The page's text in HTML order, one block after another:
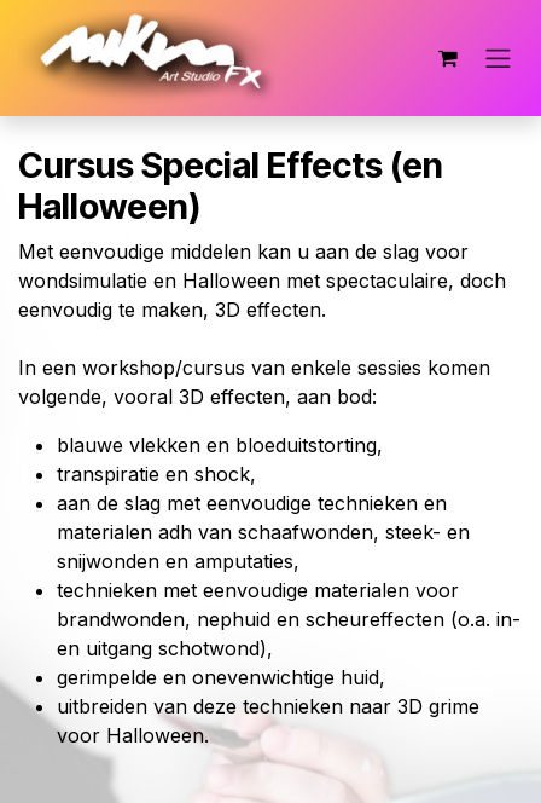
Overslaan naar inhoud
Cursus Special Effects (en
Halloween)
Met eenvoudige middelen kan u aan de slag voor
wondsimulatie en Halloween met spectaculaire, doch
eenvoudig te maken, 3D effecten.
In een workshop/cursus van enkele sessies komen
volgende, vooral 3D effecten, aan bod:
blauwe vlekken en bloeduitstorting,
transpiratie en shock,
aan de slag met eenvoudige technieken en
materialen adh van schaafwonden, steek- en
snijwonden en amputaties,
technieken met eenvoudige materialen voor
brandwonden, nephuid en scheureffecten (o.a. in-
en uitgang schotwond),
gerimpelde en onevenwichtige huid,
uitbreiden van deze technieken naar 3D grime
voor Halloween.